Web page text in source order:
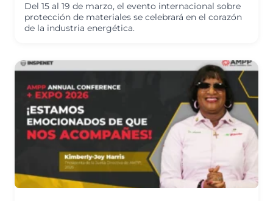
Del 15 al 19 de marzo, el evento internacional sobre
protección de materiales se celebrará en el corazón
de la industria energética.